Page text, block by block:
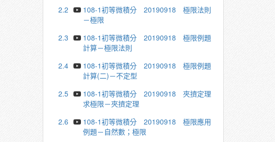
2.2
108-1初等微積分 20190918 極限法則
－極限
2.3
108-1初等微積分 20190918 極限例題
計算－極限法則
2.4
108-1初等微積分 20190918 極限例題
計算(二)－不定型
2.5
108-1初等微積分 20190918 夾擠定理
求極限－夾擠定理
2.6
108-1初等微積分 20190918 極限應用
例題－自然數；極限